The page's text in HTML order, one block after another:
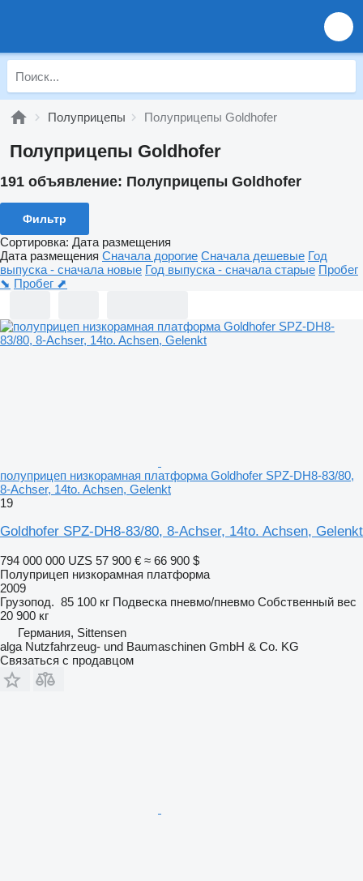
Полуприцепы Полуприцепы Goldhofer
Полуприцепы Goldhofer
191 объявление: Полуприцепы Goldhofer
Фильтр
Сортировка: Дата размещения
Дата размещения Сначала дорогие Сначала дешевые Год
выпуска - сначала новые Год выпуска - сначала старые Пробег
⬊ Пробег ⬈
полуприцеп низкорамная платформа Goldhofer SPZ-DH8-83/80,
8-Achser, 14to. Achsen, Gelenkt
19
Goldhofer SPZ-DH8-83/80, 8-Achser, 14to. Achsen, Gelenkt
794 000 000 UZS 57 900 € ≈ 66 900 $
Полуприцеп низкорамная платформа
2009
Грузопод. 85 100 кг Подвеска пневмо/пневмо Собственный вес
20 900 кг
Германия, Sittensen
alga Nutzfahrzeug- und Baumaschinen GmbH & Co. KG
Связаться с продавцом